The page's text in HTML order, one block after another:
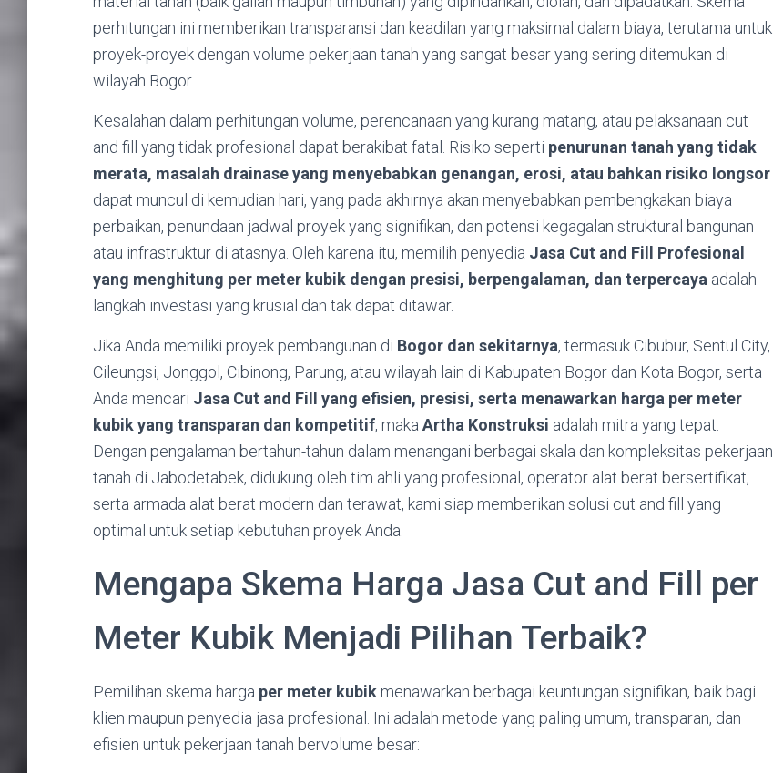
perhitungan ini memberikan transparansi dan keadilan yang maksimal dalam biaya, terutama untuk
proyek-proyek dengan volume pekerjaan tanah yang sangat besar yang sering ditemukan di
wilayah Bogor.
Kesalahan dalam perhitungan volume, perencanaan yang kurang matang, atau pelaksanaan cut
and fill yang tidak profesional dapat berakibat fatal. Risiko seperti penurunan tanah yang tidak
merata, masalah drainase yang menyebabkan genangan, erosi, atau bahkan risiko longsor
dapat muncul di kemudian hari, yang pada akhirnya akan menyebabkan pembengkakan biaya
perbaikan, penundaan jadwal proyek yang signifikan, dan potensi kegagalan struktural bangunan
atau infrastruktur di atasnya. Oleh karena itu, memilih penyedia Jasa Cut and Fill Profesional
yang menghitung per meter kubik dengan presisi, berpengalaman, dan terpercaya adalah
langkah investasi yang krusial dan tak dapat ditawar.
Jika Anda memiliki proyek pembangunan di Bogor dan sekitarnya, termasuk Cibubur, Sentul City,
Cileungsi, Jonggol, Cibinong, Parung, atau wilayah lain di Kabupaten Bogor dan Kota Bogor, serta
Anda mencari Jasa Cut and Fill yang efisien, presisi, serta menawarkan harga per meter
kubik yang transparan dan kompetitif, maka Artha Konstruksi adalah mitra yang tepat.
Dengan pengalaman bertahun-tahun dalam menangani berbagai skala dan kompleksitas pekerjaan
tanah di Jabodetabek, didukung oleh tim ahli yang profesional, operator alat berat bersertifikat,
serta armada alat berat modern dan terawat, kami siap memberikan solusi cut and fill yang
optimal untuk setiap kebutuhan proyek Anda.
Mengapa Skema Harga Jasa Cut and Fill per
Meter Kubik Menjadi Pilihan Terbaik?
Pemilihan skema harga per meter kubik menawarkan berbagai keuntungan signifikan, baik bagi
klien maupun penyedia jasa profesional. Ini adalah metode yang paling umum, transparan, dan
efisien untuk pekerjaan tanah bervolume besar: